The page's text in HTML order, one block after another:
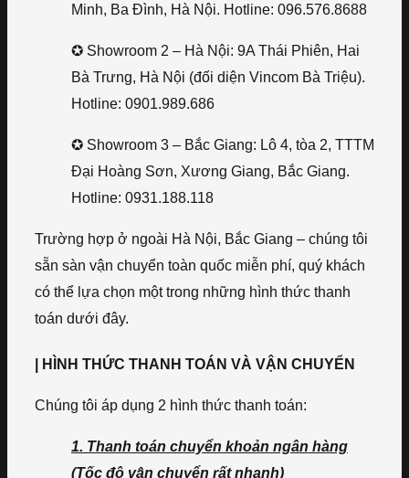
Minh, Ba Đình, Hà Nội. Hotline: 096.576.8688
✪ Showroom 2 – Hà Nội: 9A Thái Phiên, Hai
Bà Trưng, Hà Nội (đối diện Vincom Bà Triệu).
Hotline: 0901.989.686
✪ Showroom 3 – Bắc Giang: Lô 4, tòa 2, TTTM
Đại Hoàng Sơn, Xương Giang, Bắc Giang.
Hotline: 0931.188.118
Trường hợp ở ngoài Hà Nội, Bắc Giang – chúng tôi
sẵn sàn vận chuyển toàn quốc miễn phí, quý khách
có thể lựa chọn một trong những hình thức thanh
toán dưới đây.
| HÌNH THỨC THANH TOÁN VÀ VẬN CHUYỂN
Chúng tôi áp dụng 2 hình thức thanh toán:
1. Thanh toán chuyển khoản ngân hàng
(Tốc độ vận chuyển rất nhanh)